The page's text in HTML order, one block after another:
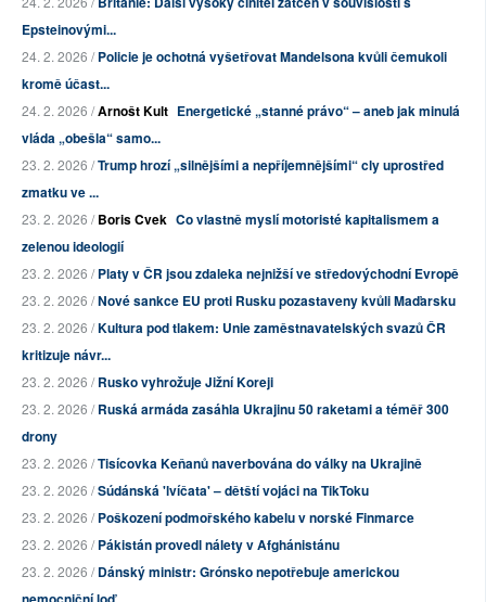
Epsteinovými...
24. 2. 2026 /Policie je ochotná vyšetřovat Mandelsona kvůli čemukoli
kromě účast...
24. 2. 2026 /Arnošt Kult Energetické „stanné právo“ – aneb jak minulá
vláda „obešla“ samo...
23. 2. 2026 /Trump hrozí „silnějšími a nepříjemnějšími“ cly uprostřed
zmatku ve ...
23. 2. 2026 /Boris Cvek Co vlastně myslí motoristé kapitalismem a
zelenou ideologií
23. 2. 2026 /Platy v ČR jsou zdaleka nejnižší ve středovýchodní Evropě
23. 2. 2026 /Nové sankce EU proti Rusku pozastaveny kvůli Maďarsku
23. 2. 2026 /Kultura pod tlakem: Unie zaměstnavatelských svazů ČR
kritizuje návr...
23. 2. 2026 /Rusko vyhrožuje Jižní Koreji
23. 2. 2026 /Ruská armáda zasáhla Ukrajinu 50 raketami a téměř 300
drony
23. 2. 2026 /Tisícovka Keňanů naverbována do války na Ukrajině
23. 2. 2026 /Súdánská 'lvíčata' – dětští vojáci na TikToku
23. 2. 2026 /Poškození podmořského kabelu v norské Finmarce
23. 2. 2026 /Pákistán provedl nálety v Afghánistánu
23. 2. 2026 /Dánský ministr: Grónsko nepotřebuje americkou